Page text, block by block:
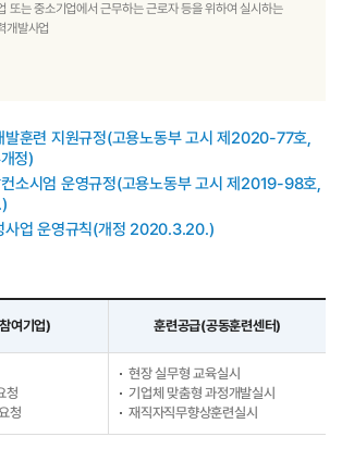
사업주직업능력개발훈련
JOBPLUSTV
지역인적자원개발위원회
인재키움훈련 과정소개
직업능력의 달
인적자원개발컨퍼런스
또는 중소기업에서 근무하는 근로자 등을 위하여 실시하는
개발사업
발훈련 지원규정(고용노동부 고시 제2020-77호,
정)
소시엄 운영규정(고용노동부 고시 제2019-98호,
사업 운영규칙(개정 2020.3.20.)
여기업) 훈련공급(공동훈련센터)
청
청
현장 실무형 교육실시
기업체 맞춤형 과정개발실시
재직자직무향상훈련실시